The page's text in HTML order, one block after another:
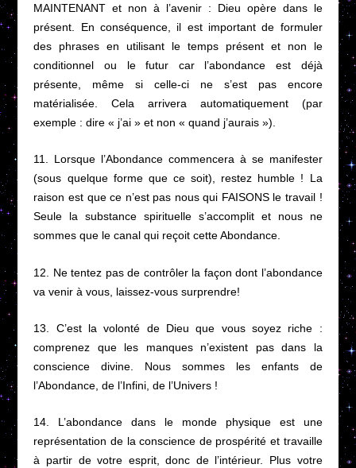
MAINTENANT et non à l’avenir : Dieu opère dans le
présent. En conséquence, il est important de formuler
des phrases en utilisant le temps présent et non le
conditionnel ou le futur car l’abondance est déjà
présente, même si celle-ci ne s’est pas encore
matérialisée. Cela arrivera automatiquement (par
exemple : dire « j’ai » et non « quand j’aurais »).
11. Lorsque l’Abondance commencera à se manifester
(sous quelque forme que ce soit), restez humble ! La
raison est que ce n’est pas nous qui FAISONS le travail !
Seule la substance spirituelle s’accomplit et nous ne
sommes que le canal qui reçoit cette Abondance.
12. Ne tentez pas de contrôler la façon dont l’abondance
va venir à vous, laissez-vous surprendre!
13. C’est la volonté de Dieu que vous soyez riche :
comprenez que les manques n’existent pas dans la
conscience divine. Nous sommes les enfants de
l’Abondance, de l’Infini, de l’Univers !
14. L’abondance dans le monde physique est une
représentation de la conscience de prospérité et travaille
à partir de votre esprit, donc de l’intérieur. Plus votre